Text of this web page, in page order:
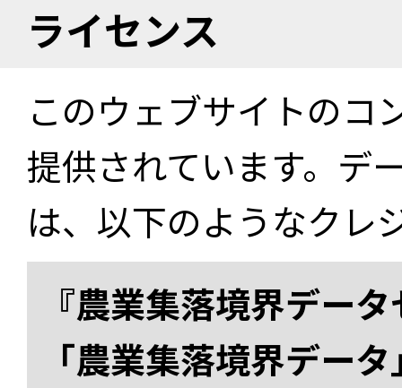
ライセンス
このウェブサイトのコ
提供されています。デ
は、以下のようなクレ
『農業集落境界デー
「農業集落境界デー